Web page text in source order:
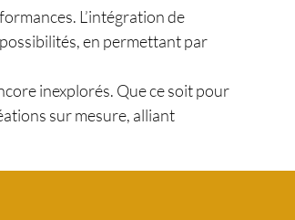
L’intégration de
en permettant par
inexplorés. Que ce soit pour
sur mesure, alliant